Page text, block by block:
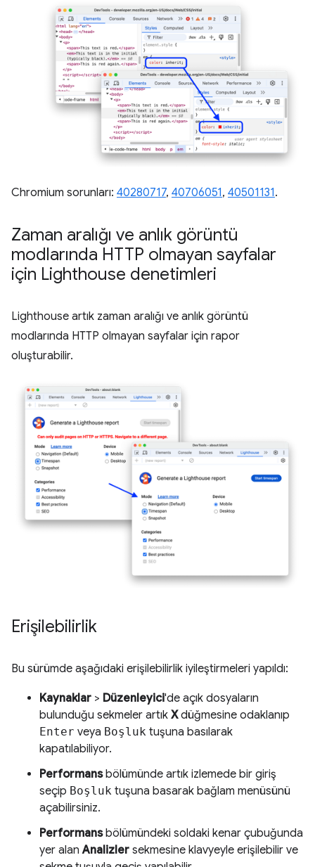
Chromium sorunları: 40280717, 40706051, 40501131.
Zaman aralığı ve anlık görüntü
modlarında HTTP olmayan sayfalar
için Lighthouse denetimleri
Lighthouse artık zaman aralığı ve anlık görüntü
modlarında HTTP olmayan sayfalar için rapor
oluşturabilir.
Erişilebilirlik
Bu sürümde aşağıdaki erişilebilirlik iyileştirmeleri yapıldı:
Kaynaklar > Düzenleyici'de açık dosyaların
bulunduğu sekmeler artık Xdüğmesine odaklanıp
Enter veya Boşluk tuşuna basılarak
kapatılabiliyor.
Performansbölümünde artık izlemede bir giriş
seçip Boşluk tuşuna basarak bağlam menüsünü
açabilirsiniz.
Performansbölümündeki soldaki kenar çubuğunda
yer alanAnalizler sekmesine klavyeyle erişilebilir ve